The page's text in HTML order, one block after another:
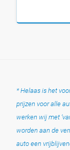
* Helaas is het
prijzen voor alle
werken wij met
worden aan de
auto een